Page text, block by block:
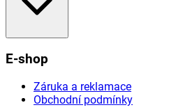
E-shop
Záruka a reklamace
Obchodní podmínky